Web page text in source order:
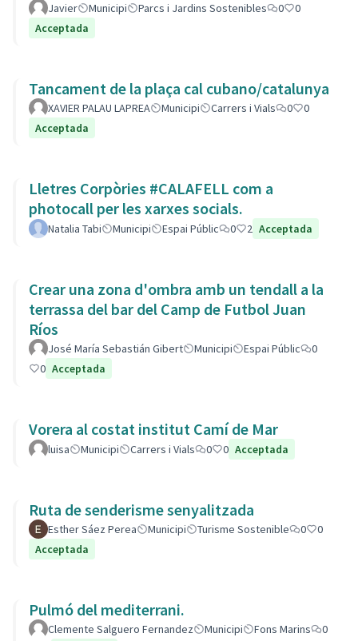
Javier Municipi Parcs i Jardins Sostenibles 0
0
Acceptada
Tancament de la plaça cal cubano/catalunya
XAVIER PALAU LAPREA Municipi Carrers i Vials 0
0
Acceptada
Lletres Corpòries #CALAFELL com a
photocall per les xarxes socials.
Natalia Tabi Municipi Espai Públic 0 2 Acceptada
Crear una zona d'ombra amb un tendall a la
terrassa del bar del Camp de Futbol Juan
Ríos
José María Sebastián Gibert Municipi Espai Públic
0
0 Acceptada
Vorera al costat institut Camí de Mar
luisa Municipi Carrers i Vials 0 0 Acceptada
Ruta de senderisme senyalitzada
Esther Sáez Perea Municipi Turisme Sostenible 0
0
Acceptada
Pulmó del mediterrani.
Clemente Salguero Fernandez Municipi Fons Marins
0